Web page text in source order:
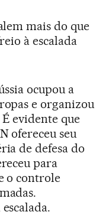
mais do que
à escalada
ocupou a
e organizou
evidente que
ofereceu seu
de defesa do
para
o controle